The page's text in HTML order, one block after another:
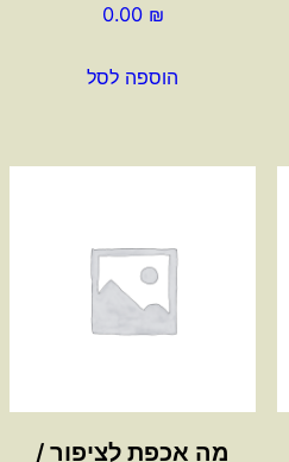
0.00 ₪
הוספה לסל
מה אכפת לציפור /